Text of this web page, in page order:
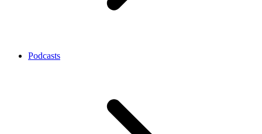
Podcasts